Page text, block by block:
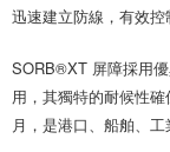
迅速建立防線，有效控
SORB®XT 屏障採用
用，其獨特的耐候性
月，是港口、船舶、工